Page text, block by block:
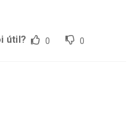
útil? 0 0